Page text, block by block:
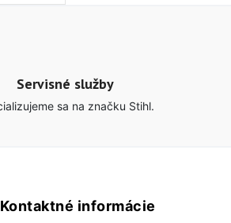
Servisné služby
sa na značku Stihl.
Kontaktné informácie